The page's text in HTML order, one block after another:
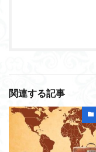
関連する記事